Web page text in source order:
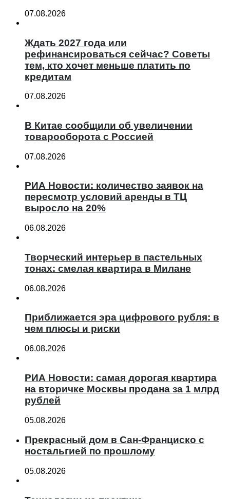
07.08.2026
Ждать 2027 года или
рефинансироваться сейчас? Советы
тем, кто хочет меньше платить по
кредитам
07.08.2026
В Китае сообщили об увеличении
товарооборота с Россией
07.08.2026
РИА Новости: количество заявок на
пересмотр условий аренды в ТЦ
выросло на 20%
06.08.2026
Творческий интерьер в пастельных
тонах: смелая квартира в Милане
06.08.2026
Приближается эра цифрового рубля: в
чем плюсы и риски
06.08.2026
РИА Новости: самая дорогая квартира
на вторичке Москвы продана за 1 млрд
рублей
05.08.2026
Прекрасный дом в Сан-Франциско с
ностальгией по прошлому
05.08.2026